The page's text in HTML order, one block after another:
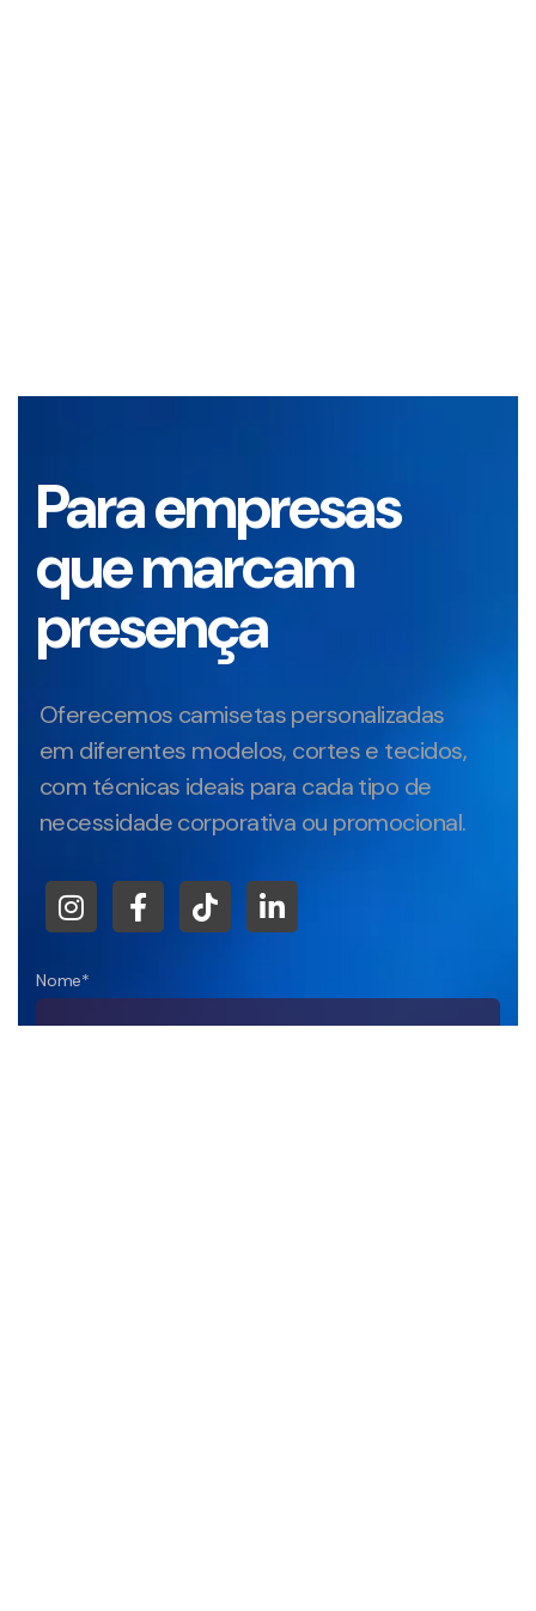
Para empresas
que marcam
presença
Oferecemos camisetas personalizadas
em diferentes modelos, cortes e tecidos,
com técnicas ideais para cada tipo de
necessidade corporativa ou promocional.
Nome*